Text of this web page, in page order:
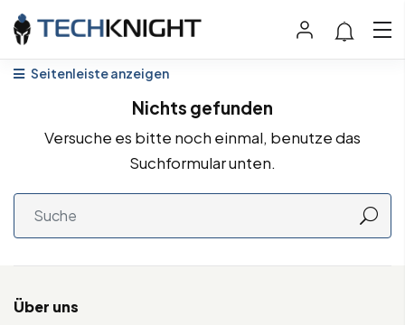
Seitenleiste anzeigen
Nichts gefunden
Versuche es bitte noch einmal, benutze das
Suchformular unten.
Über uns